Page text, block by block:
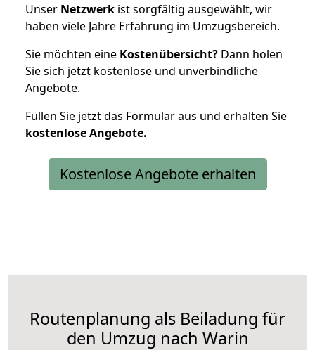
Unser Netzwerk ist sorgfältig ausgewählt, wir
haben viele Jahre Erfahrung im Umzugsbereich.
Sie möchten eine Kostenübersicht? Dann holen
Sie sich jetzt kostenlose und unverbindliche
Angebote.
Füllen Sie jetzt das Formular aus und erhalten Sie
kostenloseAngebote.
Kostenlose Angebote erhalten
Routenplanung als Beiladung für
den Umzug nach Warin